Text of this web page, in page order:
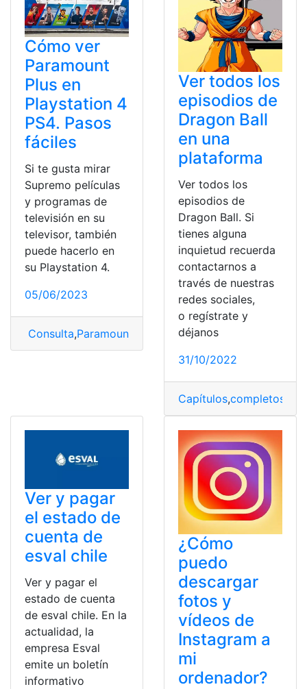
Cómo ver
Paramount
Plus en
Playstation 4
PS4. Pasos
fáciles
Si te gusta mirar
Supremo películas
y programas de
televisión en su
televisor, también
puede hacerlo en
su Playstation 4.
05/06/2023
Consulta,Paramount Plus Paramount Plus en
Ver todos los
episodios de
Dragon Ball
en una
plataforma
Ver todos los
episodios de
Dragon Ball. Si
tienes alguna
inquietud recuerda
contactarnos a
través de nuestras
redes sociales,
o regístrate y
déjanos
31/10/2022
Capítulos,completos
Ver y pagar
el estado de
cuenta de
esval chile
Ver y pagar el
estado de cuenta
de esval chile. En la
actualidad, la
empresa Esval
emite un boletín
informativo
¿Cómo
puedo
descargar
fotos y
vídeos de
Instagram a
mi
ordenador?